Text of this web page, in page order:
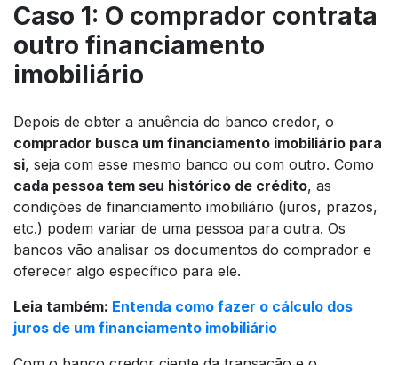
Caso 1: O comprador contrata
outro financiamento
imobiliário
Depois de obter a anuência do banco credor, o
comprador busca um financiamento imobiliário para
si, seja com esse mesmo banco ou com outro. Como
cada pessoa tem seu histórico de crédito, as
condições de financiamento imobiliário (juros, prazos,
etc.) podem variar de uma pessoa para outra. Os
bancos vão analisar os documentos do comprador e
oferecer algo específico para ele.
Leia também: Entenda como fazer o cálculo dos
juros de um financiamento imobiliário